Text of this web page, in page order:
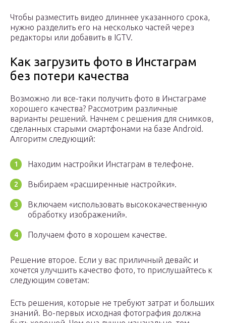
Чтобы разместить видео длиннее указанного срока,
нужно разделить его на несколько частей через
редакторы или добавить в IGTV.
Как загрузить фото в Инстаграм
без потери качества
Возможно ли все-таки получить фото в Инстаграме
хорошего качества? Рассмотрим различные
варианты решений. Начнем с решения для снимков,
сделанных старыми смартфонами на базе Android.
Алгоритм следующий:
Находим настройки Инстаграм в телефоне.
Выбираем «расширенные настройки».
Включаем «использовать высококачественную
обработку изображений».
Получаем фото в хорошем качестве.
Решение второе. Если у вас приличный девайс и
хочется улучшить качество фото, то прислушайтесь к
следующим советам:
Есть решения, которые не требуют затрат и больших
знаний. Во-первых исходная фотография должна